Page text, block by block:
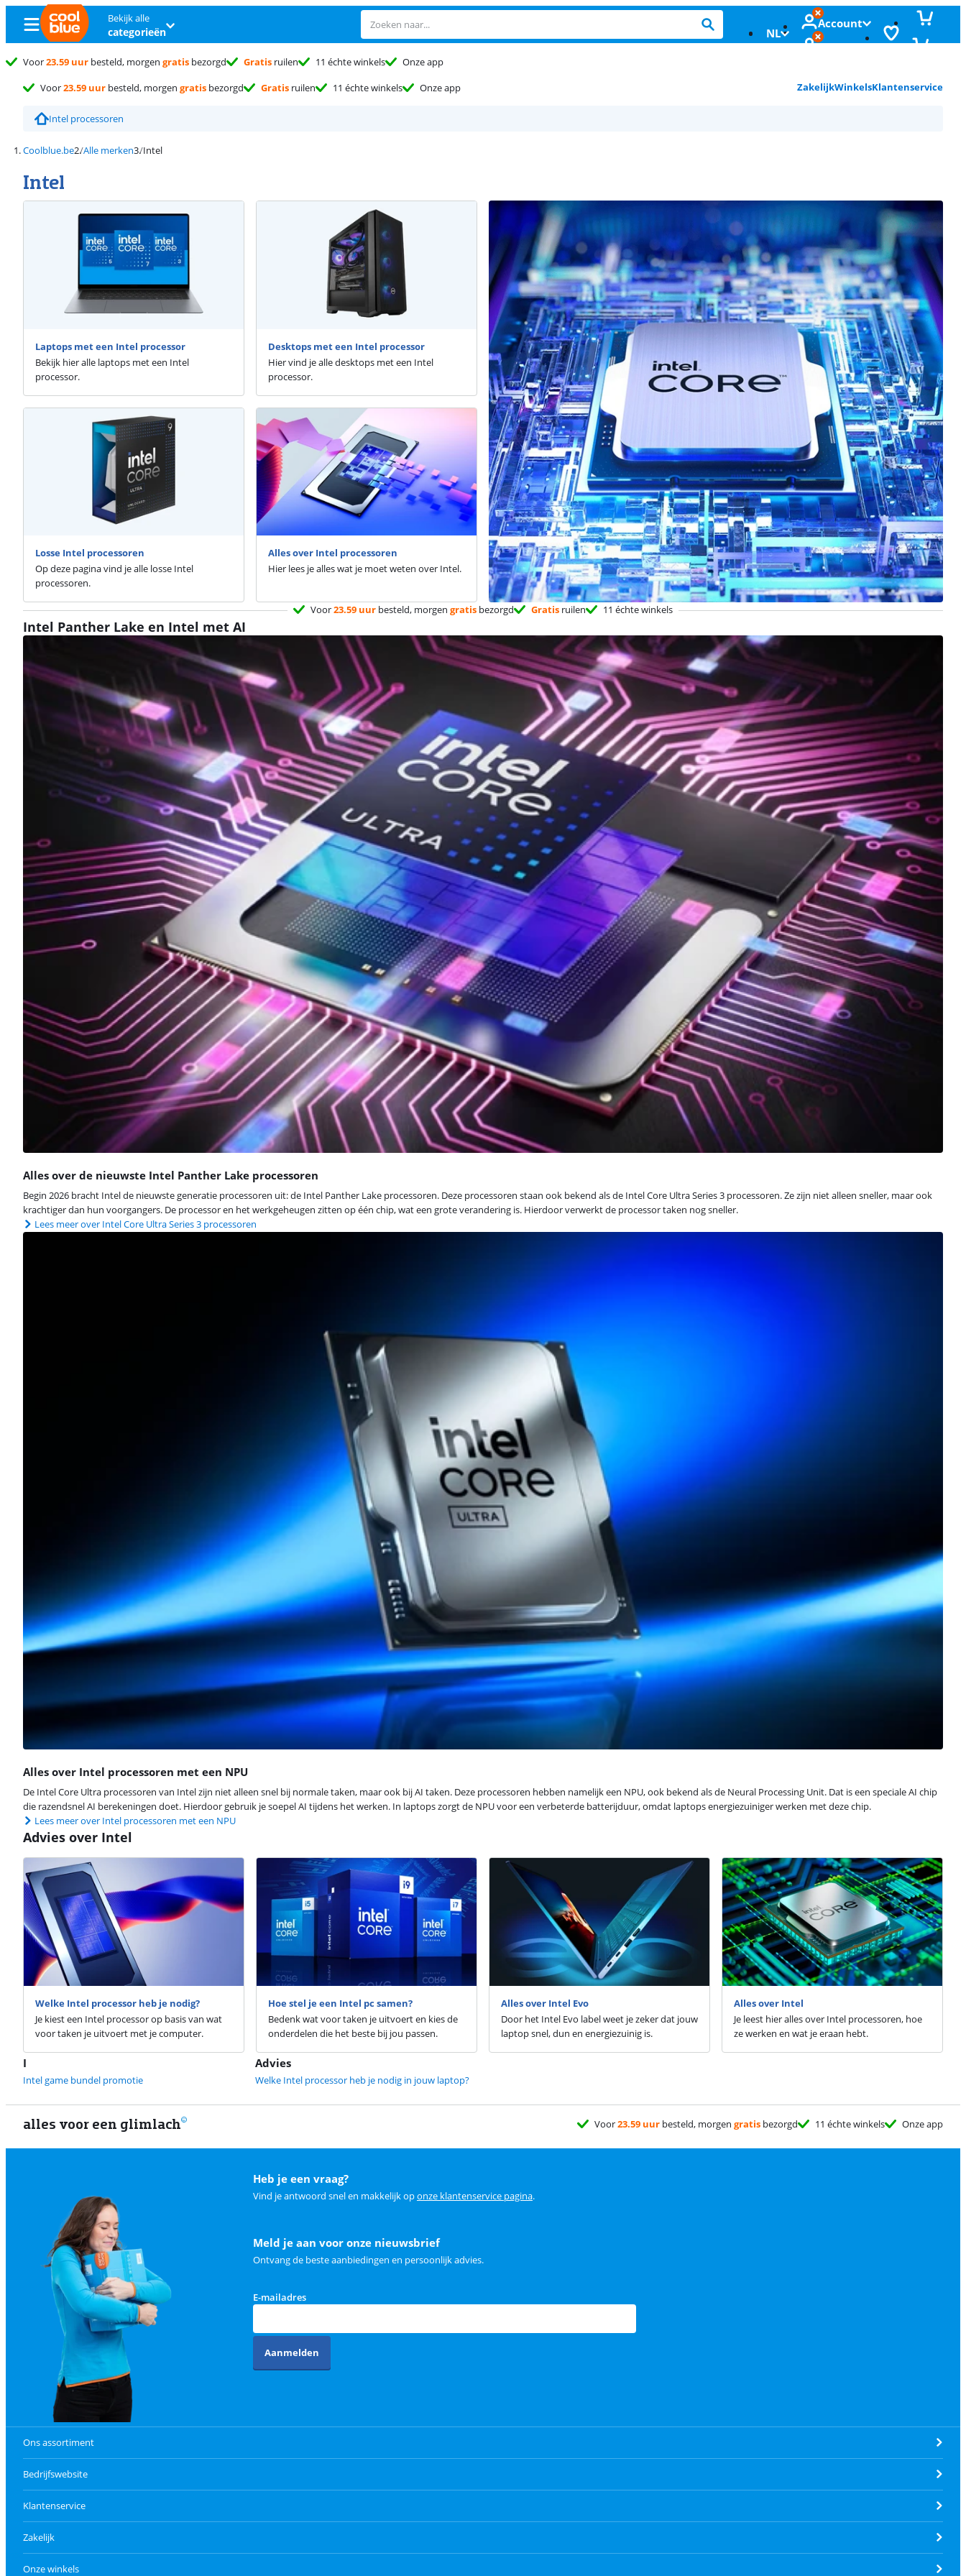
Bekijk alle
categorieën NL
Account
Voor23.59 uur besteld, morgen gratis bezorgd Gratis ruilen 11 échte winkels
Onze app
Voor23.59 uur besteld, morgen gratis bezorgd Gratis ruilen 11 échte winkels Onze app ZakelijkWinkelsKlantenservice
Intel processoren
Coolblue.be Alle merken Intel
Intel
Laptops met een Intel processor
Bekijk hier alle laptops met een Intel
processor.
Desktops met een Intel processor
Hier vind je alle desktops met een Intel
processor.
Losse Intel processoren
Op deze pagina vind je alle losse Intel
processoren.
Alles over Intel processoren
Hier lees je alles wat je moet weten over Intel.
Voor23.59 uur besteld, morgen gratis bezorgd Gratis ruilen 11 échte winkels
Intel Panther Lake en Intel met AI
Alles over de nieuwste Intel Panther Lake processoren
Begin 2026 bracht Intel de nieuwste generatie processoren uit: de Intel Panther Lake processoren. Deze processoren staan ook bekend als de Intel Core Ultra Series 3 processoren. Ze zijn niet alleen sneller, maar ook
krachtiger dan hun voorgangers. De processor en het werkgeheugen zitten op één chip, wat een grote verandering is. Hierdoor verwerkt de processor taken nog sneller.
Lees meer over Intel Core Ultra Series 3 processoren
Alles over Intel processoren met een NPU
De Intel Core Ultra processoren van Intel zijn niet alleen snel bij normale taken, maar ook bij AI taken. Deze processoren hebben namelijk een NPU, ook bekend als de Neural Processing Unit. Dat is een speciale AI chip
die razendsnel AI berekeningen doet. Hierdoor gebruik je soepel AI tijdens het werken. In laptops zorgt de NPU voor een verbeterde batterijduur, omdat laptops energiezuiniger werken met deze chip.
Lees meer over Intel processoren met een NPU
Advies over Intel
Welke Intel processor heb je nodig?
Je kiest een Intel processor op basis van wat
voor taken je uitvoert met je computer.
Hoe stel je een Intel pc samen?
Bedenk wat voor taken je uitvoert en kies de
onderdelen die het beste bij jou passen.
Alles over Intel Evo
Door het Intel Evo label weet je zeker dat jouw
laptop snel, dun en energiezuinig is.
Alles over Intel
Je leest hier alles over Intel processoren, hoe
ze werken en wat je eraan hebt.
I
Intel game bundel promotie
Advies
Welke Intel processor heb je nodig in jouw laptop?
alles voor een glimlach Voor23.59 uur besteld, morgen gratis bezorgd 11 échte winkels Onze app
Heb je een vraag?
Vind je antwoord snel en makkelijk oponze klantenservice pagina.
Meld je aan voor onze nieuwsbrief
Ontvang de beste aanbiedingen en persoonlijk advies.
E-mailadres
Aanmelden
Ons assortiment
Bedrijfswebsite
Klantenservice
Zakelijk
Onze winkels